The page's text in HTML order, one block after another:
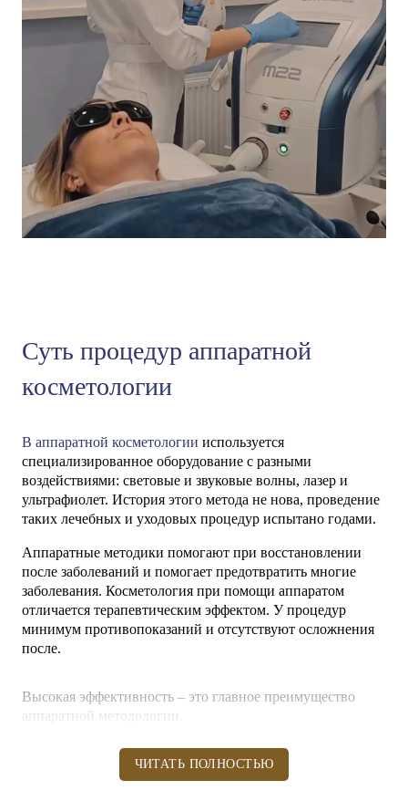
Суть процедур аппаратной
косметологии
В аппаратной косметологии используется
специализированное оборудование с разными
воздействиями: световые и звуковые волны, лазер и
ультрафиолет. История этого метода не нова, проведение
таких лечебных и уходовых процедур испытано годами.
Аппаратные методики помогают при восстановлении
после заболеваний и помогает предотвратить многие
заболевания. Косметология при помощи аппаратом
отличается терапевтическим эффектом. У процедур
минимум противопоказаний и отсутствуют осложнения
после.
Высокая эффективность – это главное преимущество
аппаратной методологии.
ЧИТАТЬ ПОЛНОСТЬЮ